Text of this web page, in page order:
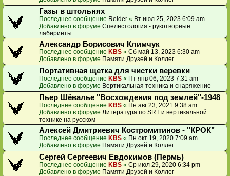
Газы в штольнях
Последнее сообщение Reider « Вт июл 25, 2023 6:09 am
Добавлено в форуме Спелестология - рукотворные
лабиринты
Александр Борисович Климчук
Последнее сообщение KBS « Сб май 13, 2023 6:30 am
Добавлено в форуме Памяти Друзей и Коллег
Портативная щетка для чистки веревки
Последнее сообщение KBS « Пт янв 06, 2023 7:31 am
Добавлено в форуме Вертикальная техника и снаряжение
Пьер Шёвалье "Восхождения под землей"-1948
Последнее сообщение KBS « Пн авг 23, 2021 9:38 am
Добавлено в форуме Литература по SRT и вертикальной
технике на русском
Алексей Дмитриевич Костромитинов - "КРОК"
Последнее сообщение KBS « Пн окт 19, 2020 7:09 am
Добавлено в форуме Памяти Друзей и Коллег
Сергей Сергеевич Евдокимов (Пермь)
Последнее сообщение KBS « Ср июл 29, 2020 6:34 pm
Добавлено в форуме Памяти Друзей и Коллег